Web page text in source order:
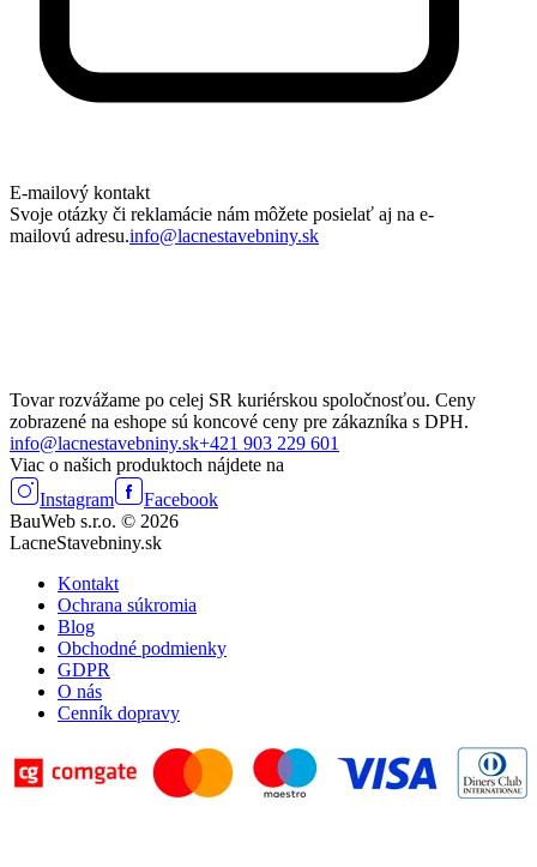
E-mailový kontakt
Svoje otázky či reklamácie nám môžete posielať aj na e-
mailovú adresu.info@lacnestavebniny.sk
Tovar rozvážame po celej SR kuriérskou spoločnosťou. Ceny
zobrazené na eshope sú koncové ceny pre zákazníka s DPH.
info@lacnestavebniny.sk+421 903 229 601
Viac o našich produktoch nájdete na
Instagram
Facebook
BauWeb s.r.o. © 2026
LacneStavebniny.sk
Kontakt
Ochrana súkromia
Blog
Obchodné podmienky
GDPR
O nás
Cenník dopravy